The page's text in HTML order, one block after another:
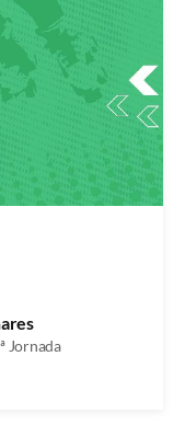
Jornada